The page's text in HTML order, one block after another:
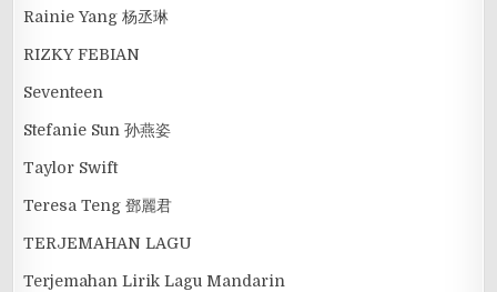
Rainie Yang 杨丞琳
RIZKY FEBIAN
Seventeen
Stefanie Sun 孙燕姿
Taylor Swift
Teresa Teng 鄧麗君
TERJEMAHAN LAGU
Terjemahan Lirik Lagu Mandarin